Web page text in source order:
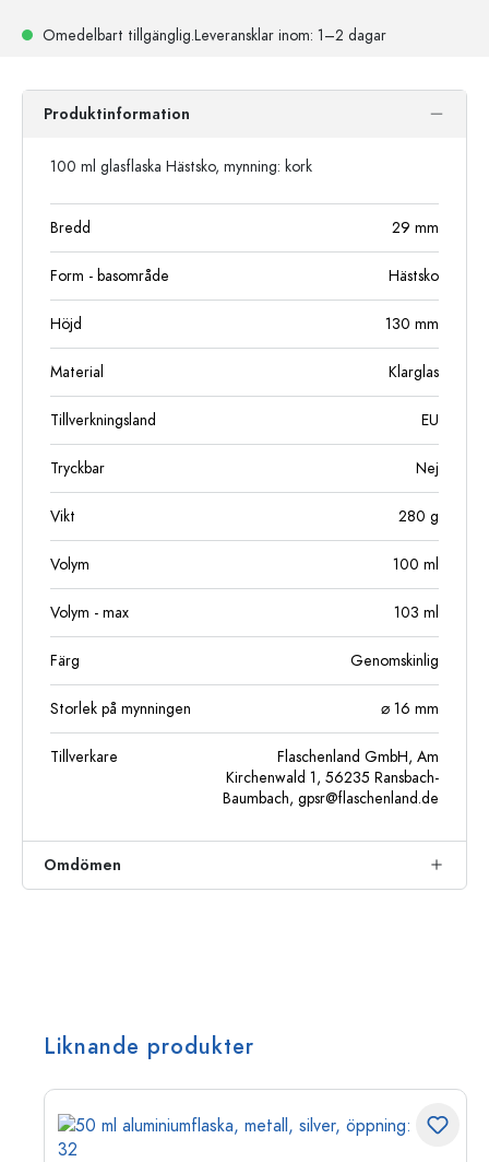
Omedelbart tillgänglig.Leveransklar inom: 1–2 dagar
Produktinformation
100 ml glasflaska Hästsko, mynning: kork
Bredd 29 mm
Form - basområde Hästsko
Höjd 130 mm
Material Klarglas
Tillverkningsland EU
Tryckbar Nej
Vikt 280 g
Volym 100 ml
Volym - max 103 ml
Färg Genomskinlig
Storlek på mynningen ⌀ 16 mm
Tillverkare
Flaschenland GmbH, Am
Kirchenwald 1, 56235 Ransbach-
Baumbach, gpsr@flaschenland.de
Omdömen
Liknande produkter